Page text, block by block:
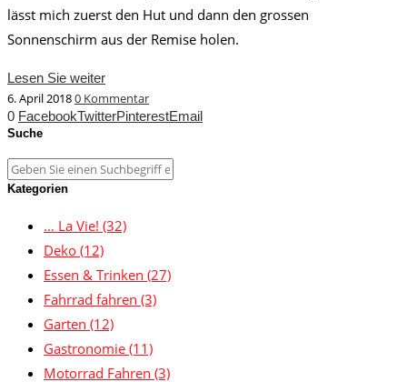
lässt mich zuerst den Hut und dann den grossen
Sonnenschirm aus der Remise holen.
Lesen Sie weiter
6. April 20180 Kommentar
0 FacebookTwitterPinterestEmail
Suche
Kategorien
… La Vie! (32)
Deko (12)
Essen & Trinken (27)
Fahrrad fahren (3)
Garten (12)
Gastronomie (11)
Motorrad Fahren (3)